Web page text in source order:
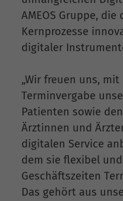
AMEOS Gruppe,
Kernprozesse
digitaler
„Wir freuen uns,
Terminvergabe
Patienten sowie
Ärztinnen und
digitalen Service
dem sie flexibel
Geschäftszeiten
Das gehört aus